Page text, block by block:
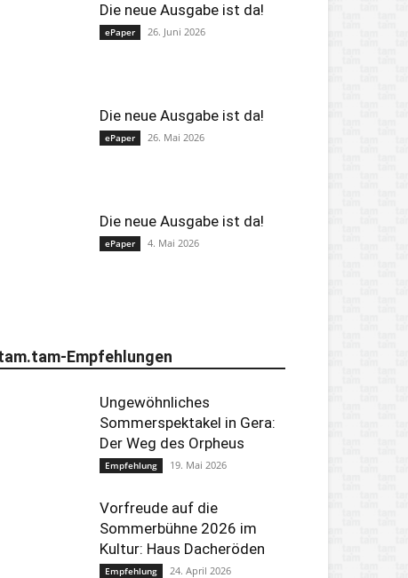
Die neue Ausgabe ist da!
ePaper 26. Juni 2026
Die neue Ausgabe ist da!
ePaper 26. Mai 2026
Die neue Ausgabe ist da!
ePaper 4. Mai 2026
Empfehlungen
Ungewöhnliches
Sommerspektakel in Gera:
Der Weg des Orpheus
Empfehlung 19. Mai 2026
Vorfreude auf die
Sommerbühne 2026 im
Kultur: Haus Dacheröden
Empfehlung 24. April 2026